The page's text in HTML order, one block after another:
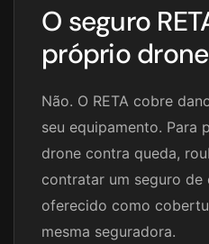
O seguro
próprio
Não. O RETA cobre
seu equipamento. Para
drone contra queda,
contratar um seguro de
oferecido como
mesma seguradora.